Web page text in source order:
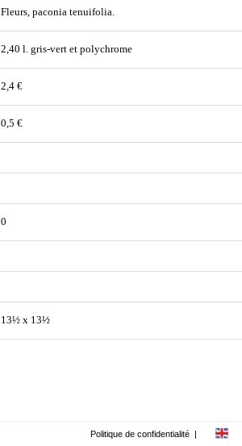
Fleurs, paconia tenuifolia.
2,40 l. gris-vert et polychrome
2,4 €
0,5 €
0
13½ x 13½
Politique de confidentialité |